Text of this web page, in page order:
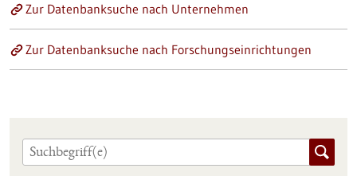
Zur Datenbanksuche nach Unternehmen
Zur Datenbanksuche nach Forschungseinrichtungen